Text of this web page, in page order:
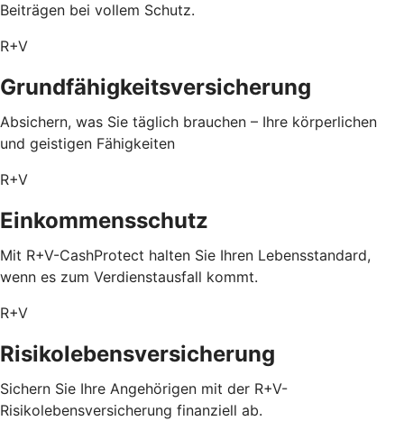
Beiträgen bei vollem Schutz.
R+V
Grundfähigkeitsversicherung
Absichern, was Sie täglich brauchen – Ihre körperlichen
und geistigen Fähigkeiten
R+V
Einkommensschutz
Mit R+V-CashProtect halten Sie Ihren Lebensstandard,
wenn es zum Verdienstausfall kommt.
R+V
Risikolebensversicherung
Sichern Sie Ihre Angehörigen mit der R+V-
Risikolebensversicherung finanziell ab.